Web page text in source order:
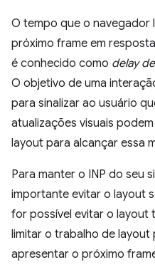
O tempo que o navegador
próximo frame em
é conhecido como delay
O objetivo de uma
para sinalizar ao usuário
atualizações visuais
layout para alcançar essa
Para manter o INP do seu
importante evitar o layout
for possível evitar o layout
limitar o trabalho de
apresentar o próximo